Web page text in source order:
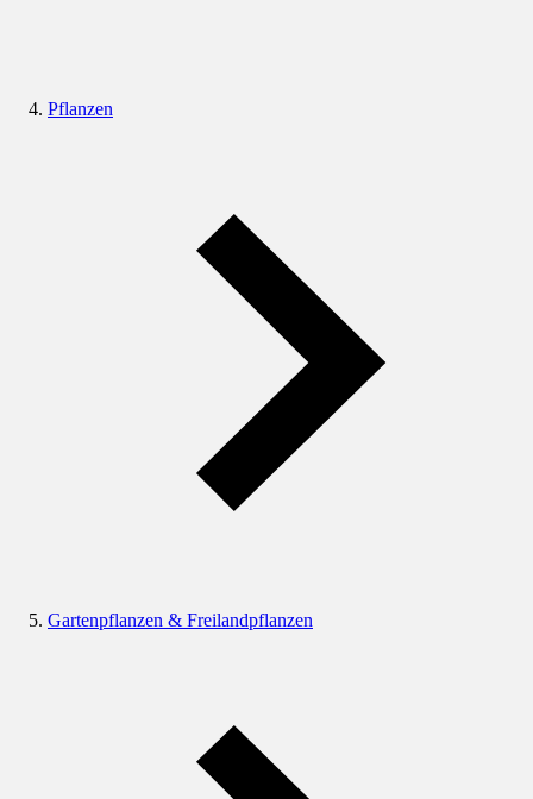
Pflanzen
Gartenpflanzen & Freilandpflanzen